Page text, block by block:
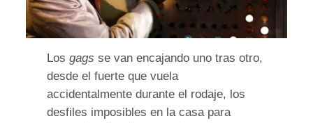
Losgagsse van encajando uno tras otro,
desde el fuerte que vuela
accidentalmente durante el rodaje, los
desfiles imposibles en la casa para